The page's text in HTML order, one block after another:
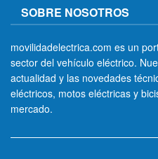
SOBRE NOSOTROS
movilidadelectrica.com es un
sector del vehículo eléctrico.
actualidad y las novedades
eléctricos, motos eléctricas y
mercado.